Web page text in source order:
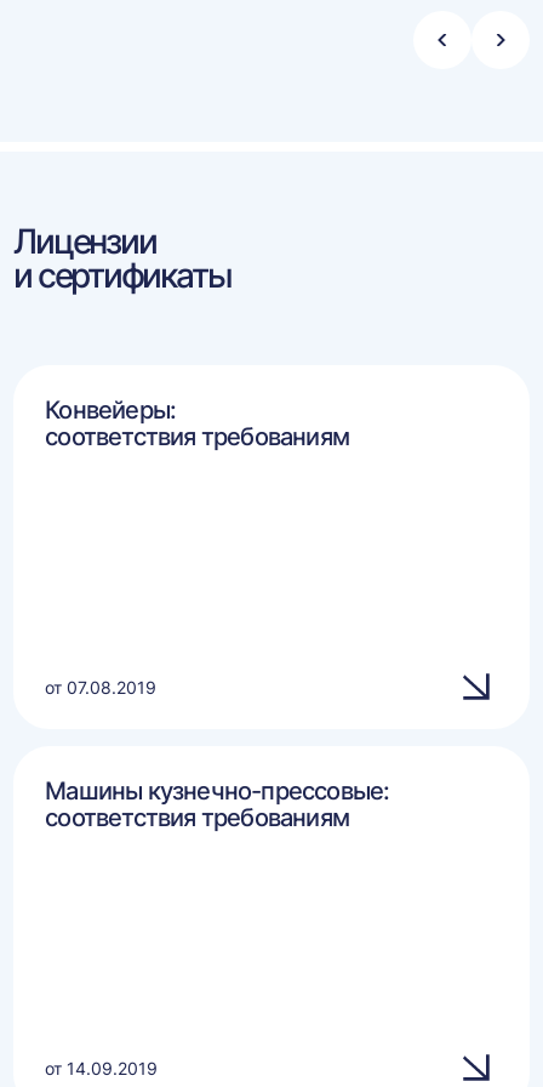
Стрелка
Лицензии
и сертификаты
Конвейеры:
соответствия требованиям
от 07.08.2019
Машины кузнечно-прессовые:
соответствия требованиям
от 14.09.2019